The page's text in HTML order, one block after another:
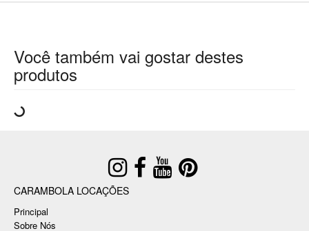
Você também vai gostar destes
produtos
CARAMBOLA LOCAÇÕES
Principal
Sobre Nós